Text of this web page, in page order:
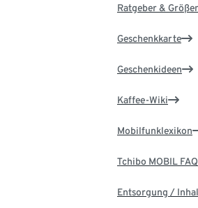
Ratgeber &
Geschenkkarte
Geschenkideen
Kaffee-Wiki
Mobilfunklexikon
Tchibo MOBIL
Entsorgung /